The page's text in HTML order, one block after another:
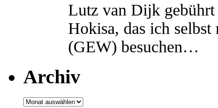
Lutz van Dijk
Hokisa, das ich
(GEW) besuchen…
Archiv
Archiv